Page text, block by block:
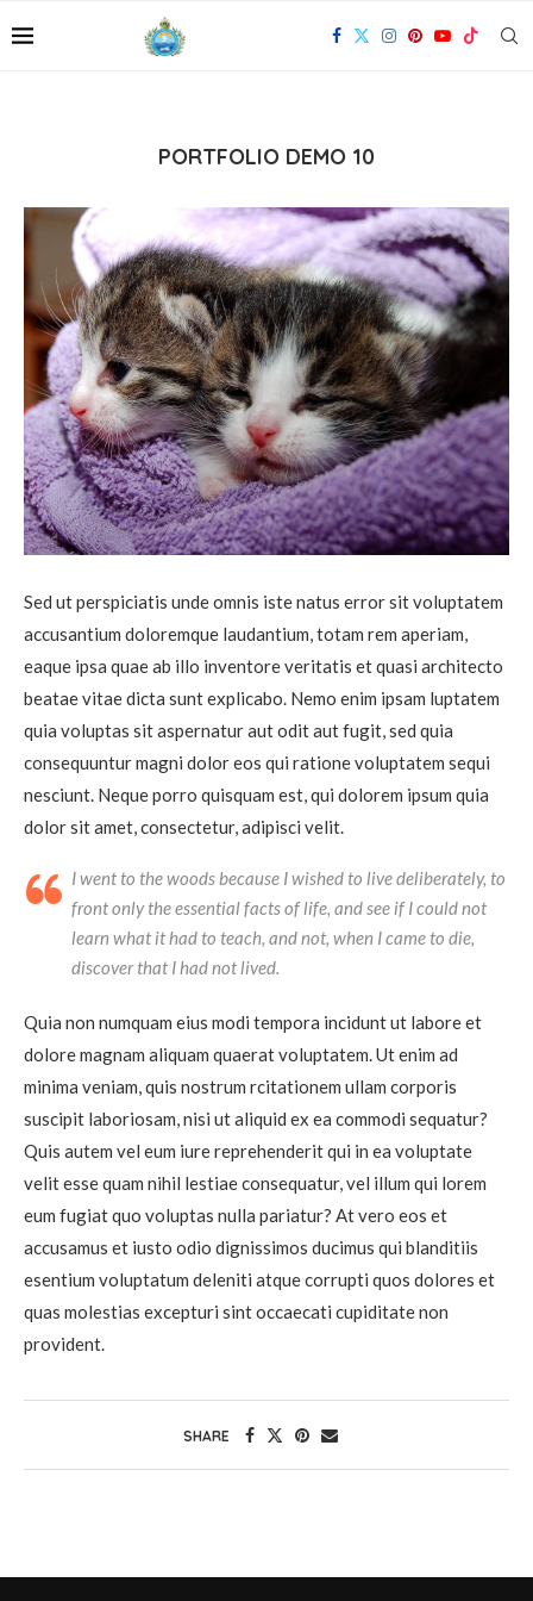
PORTFOLIO DEMO 10
Sed ut perspiciatis unde omnis iste natus error sit voluptatem
accusantium doloremque laudantium, totam rem aperiam,
eaque ipsa quae ab illo inventore veritatis et quasi architecto
beatae vitae dicta sunt explicabo. Nemo enim ipsam luptatem
quia voluptas sit aspernatur aut odit aut fugit, sed quia
consequuntur magni dolor eos qui ratione voluptatem sequi
nesciunt. Neque porro quisquam est, qui dolorem ipsum quia
dolor sit amet, consectetur, adipisci velit.
I went to the woods because I wished to live deliberately, to
front only the essential facts of life, and see if I could not
learn what it had to teach, and not, when I came to die,
discover that I had not lived.
Quia non numquam eius modi tempora incidunt ut labore et
dolore magnam aliquam quaerat voluptatem. Ut enim ad
minima veniam, quis nostrum rcitationem ullam corporis
suscipit laboriosam, nisi ut aliquid ex ea commodi sequatur?
Quis autem vel eum iure reprehenderit qui in ea voluptate
velit esse quam nihil lestiae consequatur, vel illum qui lorem
eum fugiat quo voluptas nulla pariatur? At vero eos et
accusamus et iusto odio dignissimos ducimus qui blanditiis
esentium voluptatum deleniti atque corrupti quos dolores et
quas molestias excepturi sint occaecati cupiditate non
provident.
SHARE